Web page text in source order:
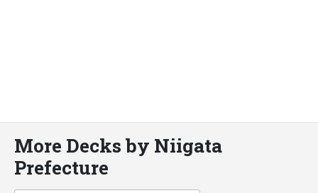
More Decks by Niigata
Prefecture